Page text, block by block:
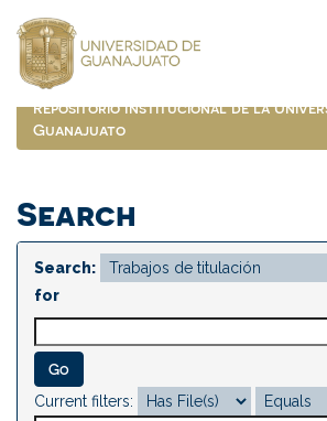
navigation
Repositorio Institucional de la
Guanajuato
Search
Search:
for
Current filters: